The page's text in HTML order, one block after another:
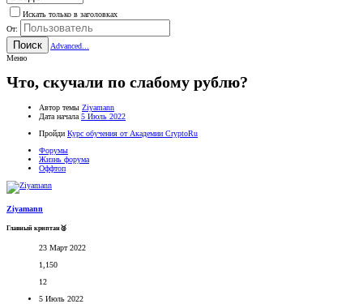
Искать только в заголовках
От:
Поиск
Advanced...
Меню
Что, скучали по слабому рублю?
Автор темы Ziyamann
Дата начала 5 Июль 2022
Пройди Курс обучения от Академии CryptoRu
Форумы
Жизнь форума
Оффтоп
Ziyamann
Главный криптан🥈
23 Март 2022
1,150
12
5 Июль 2022